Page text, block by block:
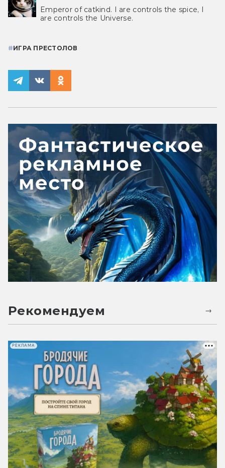
Emperor of catkind. I are controls the spice, I
are controls the Universe.
#ИГРА ПРЕСТОЛОВ
Рекомендуем
РЕКЛАМА